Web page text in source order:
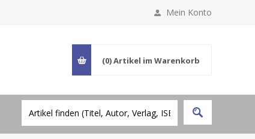
Mein Konto
(0)Artikel im Warenkorb